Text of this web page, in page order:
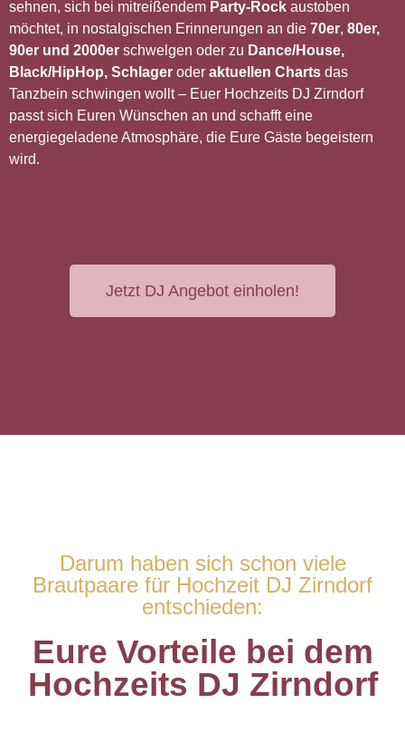
sehnen, sich bei mitreißendem Party-Rock austoben
möchtet, in nostalgischen Erinnerungen an die 70er, 80er,
90er und 2000er schwelgen oder zu Dance/House,
Black/HipHop, Schlager oder aktuellen Charts das
Tanzbein schwingen wollt – Euer Hochzeits DJ Zirndorf
passt sich Euren Wünschen an und schafft eine
energiegeladene Atmosphäre, die Eure Gäste begeistern
wird.
Jetzt DJ Angebot einholen!
Darum haben sich schon viele
Brautpaare für Hochzeit DJ Zirndorf
entschieden:
Eure Vorteile bei dem
Hochzeits DJ Zirndorf